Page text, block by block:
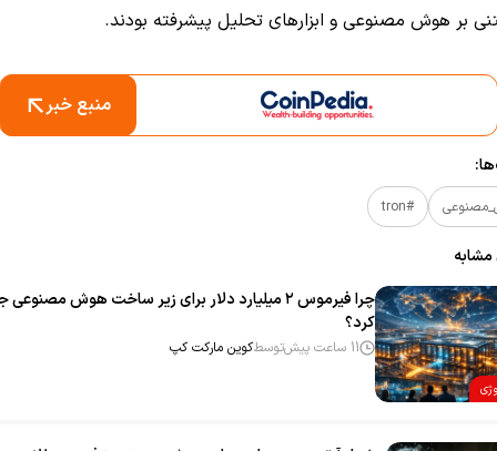
منبع خبر
#tron
چرا فیرموس ۲ میلیارد دلار برای زیر ساخت هوش
کرد؟
11 ساعت پیش توسطکوین مارکت کپ